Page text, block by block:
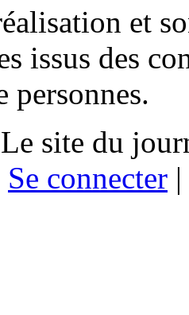
et
issus des
personnes.
site du
Se connecter |